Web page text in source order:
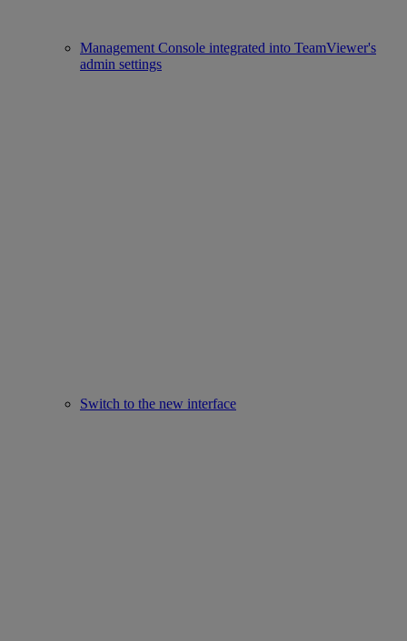
Management Console integrated into TeamViewer's
admin settings
Switch to the new interface